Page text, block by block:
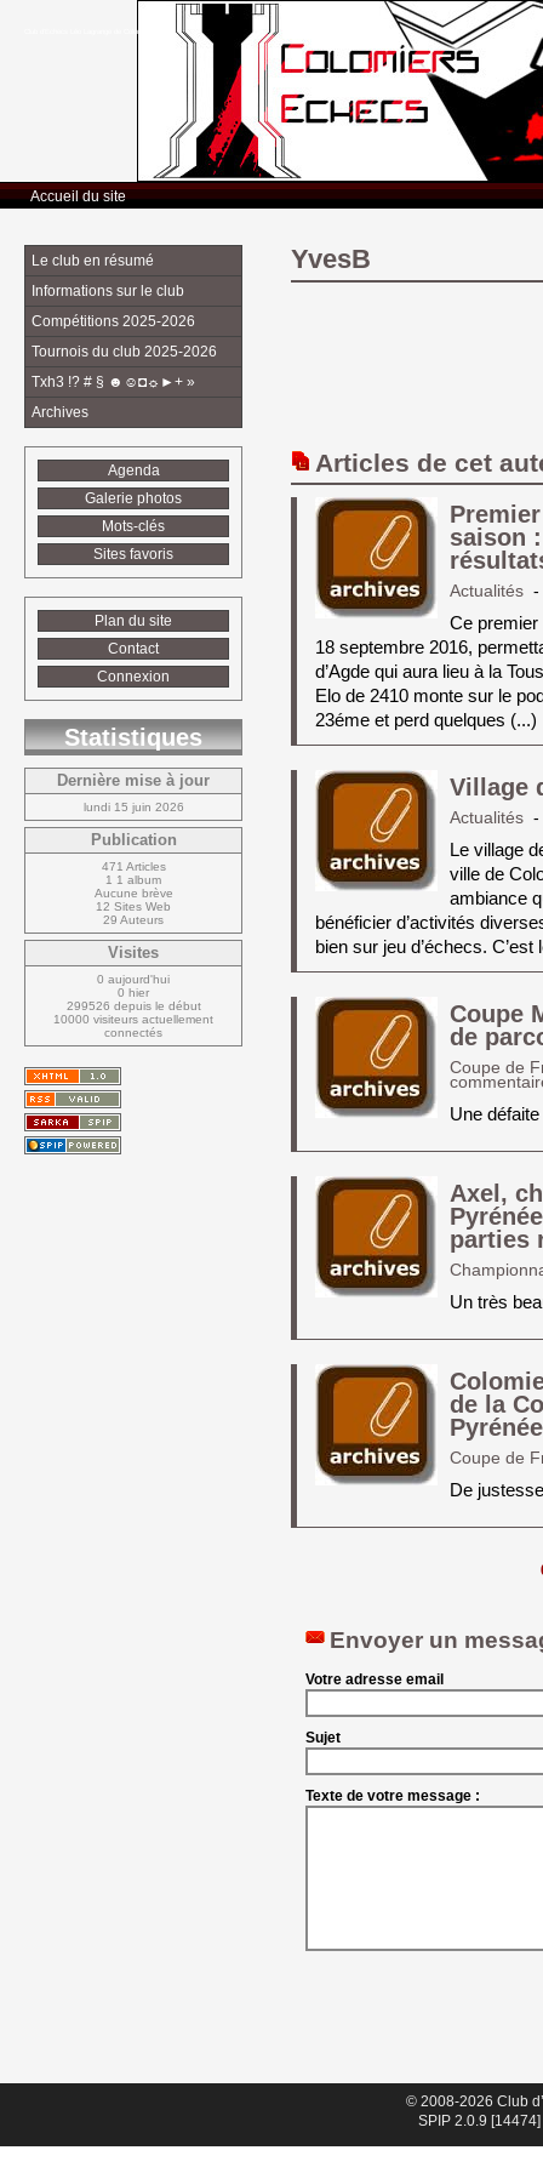
Club d’Echecs Léo Lagrange de Colomiers
Accueil du site
YvesB
Articles de cet
saison
Actualités
Ce premier
18 septembre 2016,
d’Agde qui aura lieu à la
Elo de 2410 monte sur le
23éme et perd quelques (...)
Village
Actualités
Le village
ville de
ambiance
bénéficier d’activités
bien sur jeu d’échecs.
Coupe
de
Coupe de
Une
Axel,
parties
Un très
de la
Coupe de
De justesse
Envoyer un
Votre adresse email
Sujet
Texte de votre message :
Le club en résumé
Informations sur le club
Compétitions 2025-2026
Tournois du club 2025-2026
Txh3 !? # § ☻☺◘☼►+ »
Archives
Agenda
Galerie photos
Mots-clés
Sites favoris
Plan du site
Contact
Connexion
Statistiques
Dernière mise à jour
lundi 15 juin 2026
Publication
471 Articles
1 1 album
Aucune brève
12 Sites Web
29 Auteurs
Visites
0 aujourd'hui
0 hier
299526 depuis le début
10000 visiteurs actuellement
connectés
© 2008-2026 Club
SPIP 2.0.9 [14474]